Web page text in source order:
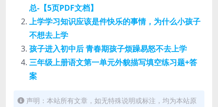
总-【5页PDF文档】
上学学习知识应该是件快乐的事情，为什么小孩子
不想去上学
孩子进入初中后 青春期孩子烦躁易怒不去上学
三年级上册语文第一单元外貌描写填空练习题+答
案
声明：本站所有文章，如无特殊说明或标注，均为本站原